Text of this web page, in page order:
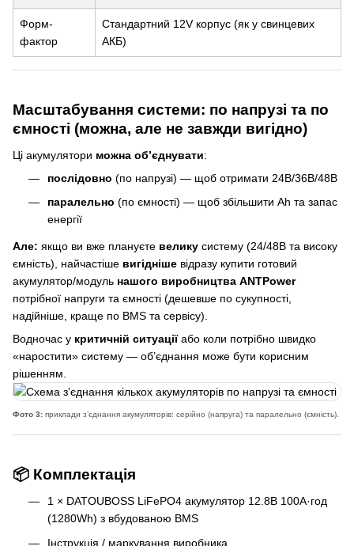
Форм-
фактор
Стандартний 12V корпус (як у свинцевих
АКБ)
Масштабування системи: по напрузі та по
ємності (можна, але не завжди вигідно)
Ці акумулятори можна об’єднувати:
послідовно (по напрузі) — щоб отримати 24В/36В/48В
паралельно (по ємності) — щоб збільшити Ah та запас
енергії
Але: якщо ви вже плануєте велику систему (24/48В та високу
ємність), найчастіше вигідніше відразу купити готовий
акумулятор/модуль нашого виробництва ANTPower
потрібної напруги та ємності (дешевше по сукупності,
надійніше, краще по BMS та сервісу).
Водночас у критичній ситуаціїабо коли потрібно швидко
«наростити» систему — об’єднання може бути корисним
рішенням.
Фото 3: приклади з’єднання акумуляторів: серійно (напруга) та паралельно (ємність).
📦 Комплектація
1 × DATOUBOSS LiFePO4 акумулятор 12.8В 100А·год
(1280Wh) з вбудованою BMS
Інструкція / маркування виробника